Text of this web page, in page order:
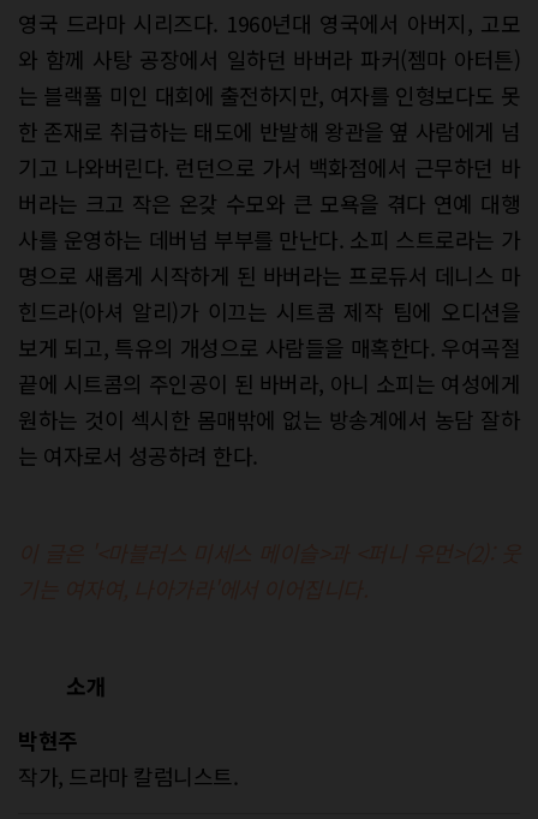
영국 드라마 시리즈다. 1960년대 영국에서 아버지, 고모
와 함께 사탕 공장에서 일하던 바버라 파커(젬마 아터튼)
는 블랙풀 미인 대회에 출전하지만, 여자를 인형보다도 못
한 존재로 취급하는 태도에 반발해 왕관을 옆 사람에게 넘
기고 나와버린다. 런던으로 가서 백화점에서 근무하던 바
버라는 크고 작은 온갖 수모와 큰 모욕을 겪다 연예 대행
사를 운영하는 데버넘 부부를 만난다. 소피 스트로라는 가
명으로 새롭게 시작하게 된 바버라는 프로듀서 데니스 마
힌드라(아셔 알리)가 이끄는 시트콤 제작 팀에 오디션을
보게 되고, 특유의 개성으로 사람들을 매혹한다. 우여곡절
끝에 시트콤의 주인공이 된 바버라, 아니 소피는 여성에게
원하는 것이 섹시한 몸매밖에 없는 방송계에서 농담 잘하
는 여자로서 성공하려 한다.
소개
박현주
작가, 드라마 칼럼니스트.